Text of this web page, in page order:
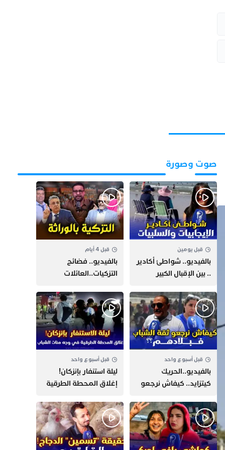
صوت وصورة
قبل يومين
بالفيديو.. شواطئ أكادير
.. بين الإقبال الكبير
الازدحام وغلاء الكراء
قبل 4 أيام
بالفيديو.. فضائح
التزكيات..العائلات
وقصة “وهبي”
و”السيمو” تثير الجدل
قبل أسبوع واحد
بالفيديو..الحريك
كيتزايد.. كيفاش نرجعو
قبل أسبوع واحد
​ليلة استنفار بإنزكان!
إغلاق المحطة الطرقية
اللحاق بـ”هروب سبتة”